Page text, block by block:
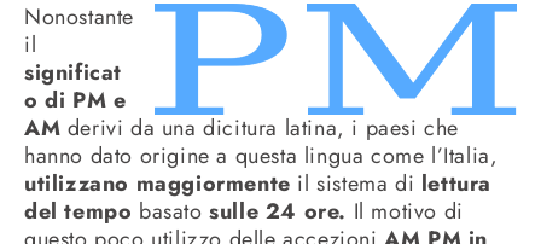
Nonostante
il
significat
o di PM e
AM derivi da una dicitura latina, i paesi che
hanno dato origine a questa lingua come l’Italia,
utilizzano maggiormente il sistema di lettura
del tempo basatosulle 24 ore. Il motivo di